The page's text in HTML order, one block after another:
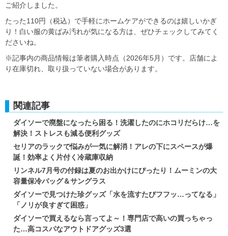
ご紹介しました。
たった110円（税込）で手軽にホームケアができるのは嬉しいかぎ
り！白い服の黄ばみ汚れが気になる方は、ぜひチェックしてみてく
ださいね。
※記事内の商品情報は筆者購入時点（2026年5月）です。店舗によ
り在庫切れ、取り扱っていない場合があります。
関連記事
ダイソーで廃盤になったら困る！洗濯したのにホコリだらけ…を
解決！ストレスも減る便利グッズ
セリアのラックで悩みが一気に解消！アレの下にスペースが爆
誕！効率よく片付く冷蔵庫収納
リンネル7月号の付録は夏のお出かけにぴったり！ムーミンの大
容量保冷バッグ＆サングラス
ダイソーで見つけた珍グッズ「水を流すたびフフッ…ってなる」
「ノリが良すぎて困惑」
ダイソーで買えるなら言ってよ～！専門店で高いの買っちゃっ
た…高コスパなアウトドアグッズ3選